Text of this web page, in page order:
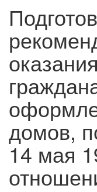
домов,
14 мая